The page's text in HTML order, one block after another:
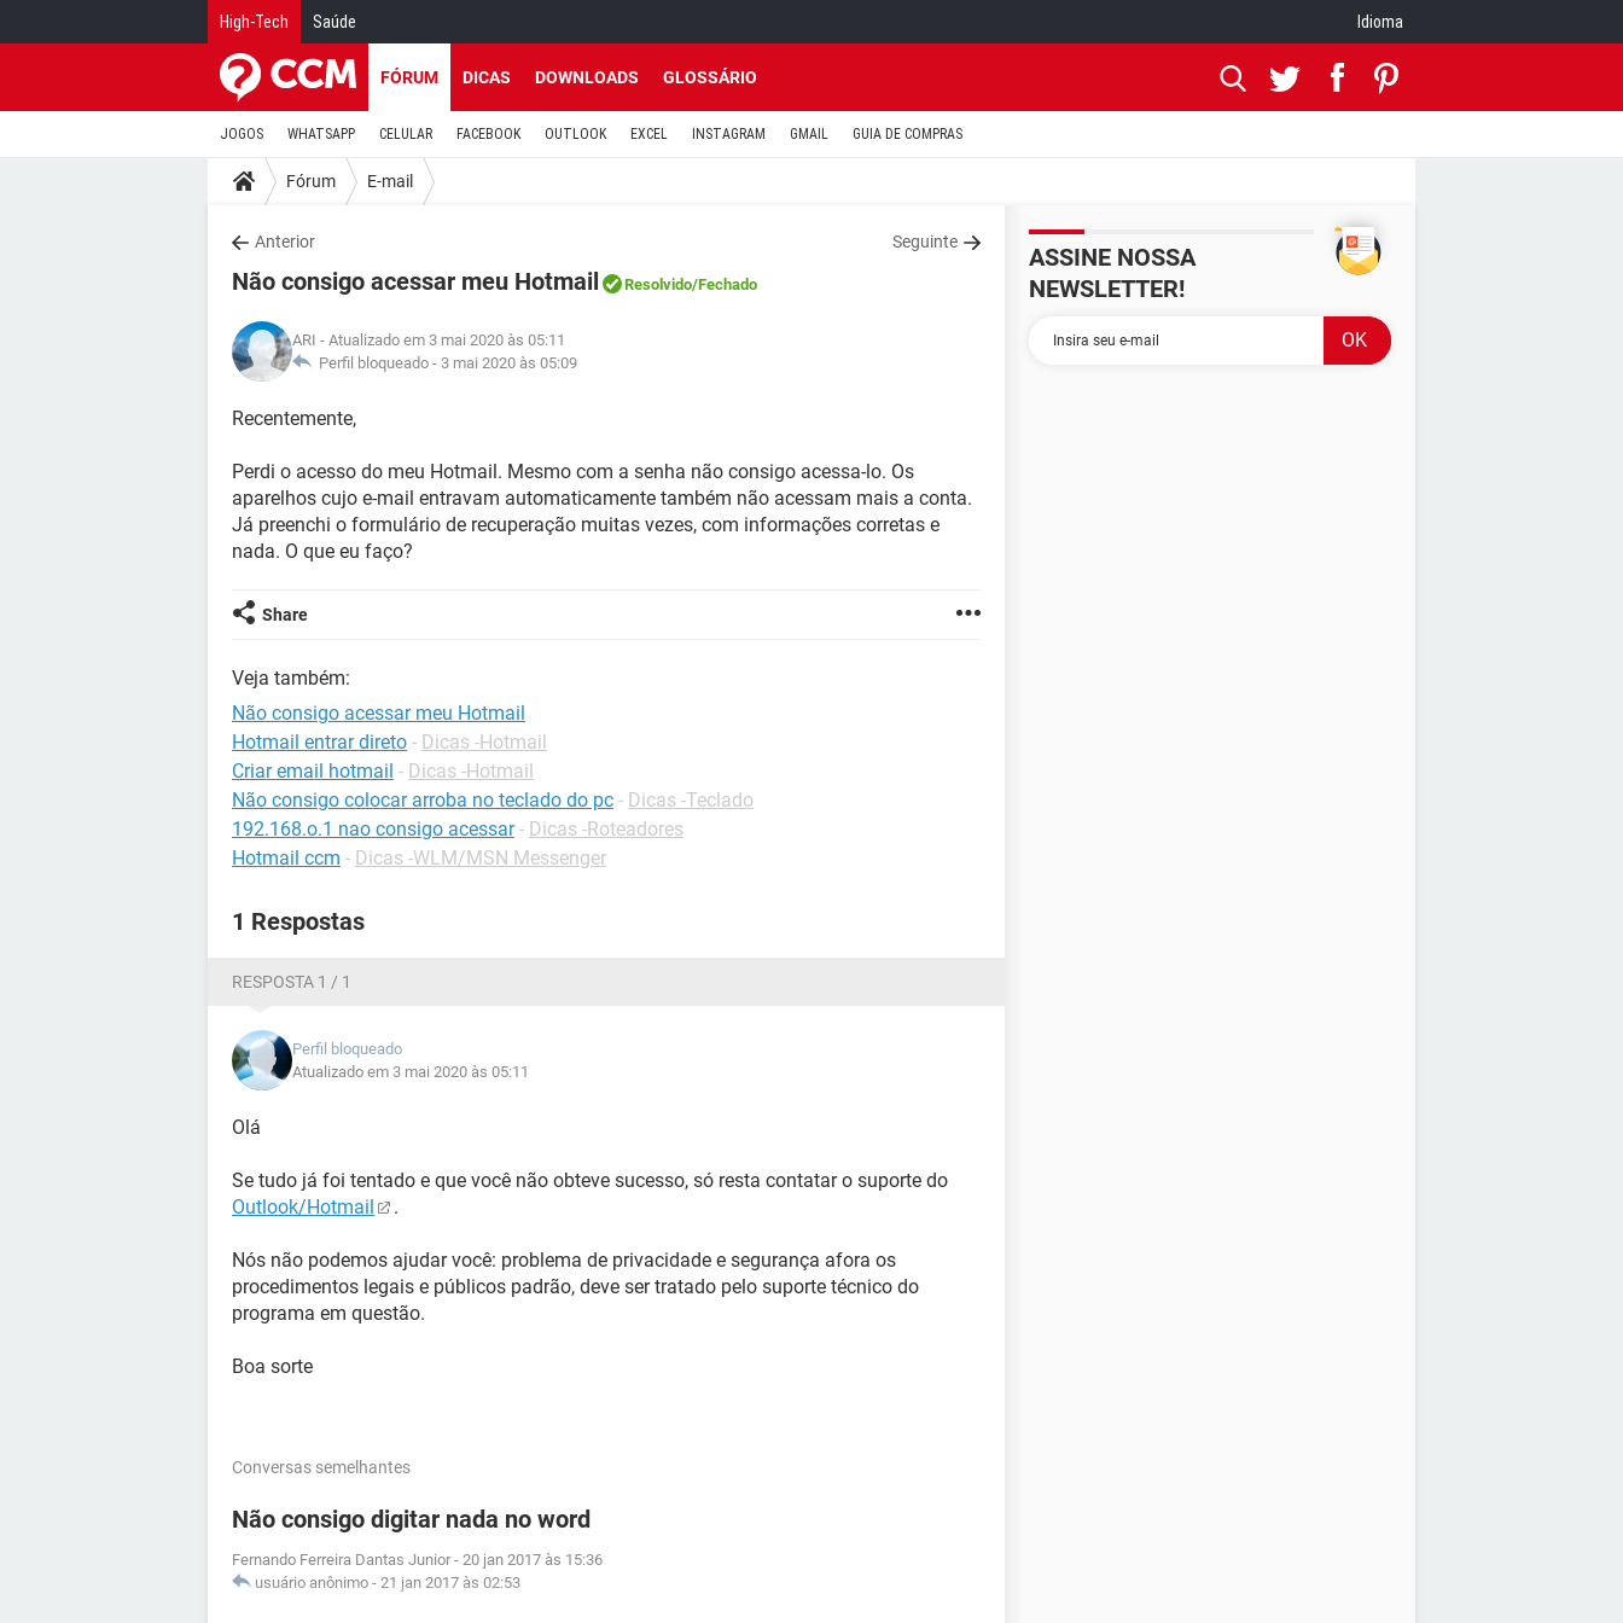
High-Tech Saúde Idioma
FÓRUM DICAS DOWNLOADS GLOSSÁRIO
JOGOS WHATSAPP CELULAR FACEBOOK OUTLOOK EXCEL INSTAGRAM GMAIL GUIA DE COMPRAS
Fórum E-mail
Anterior Seguinte
Não consigo acessar meu Hotmail Resolvido/Fechado
ARI - Atualizado em 3 mai 2020 às 05:11
Perfil bloqueado - 3 mai 2020 às 05:09
Recentemente,
Perdi o acesso do meu Hotmail. Mesmo com a senha não consigo acessa-lo. Os
aparelhos cujo e-mail entravam automaticamente também não acessam mais a conta.
Já preenchi o formulário de recuperação muitas vezes, com informações corretas e
nada. O que eu faço?
Share
Veja também:
Não consigo acessar meu Hotmail
Hotmail entrar direto - Dicas -Hotmail
Criar email hotmail - Dicas -Hotmail
Não consigo colocar arroba no teclado do pc - Dicas -Teclado
192.168.o.1 nao consigo acessar - Dicas -Roteadores
Hotmail ccm - Dicas -WLM/MSN Messenger
1 Respostas
RESPOSTA 1 / 1
Perfil bloqueado
Atualizado em 3 mai 2020 às 05:11
Olá
Se tudo já foi tentado e que você não obteve sucesso, só resta contatar o suporte do
Outlook/Hotmail
.
Nós não podemos ajudar você: problema de privacidade e segurança afora os
procedimentos legais e públicos padrão, deve ser tratado pelo suporte técnico do
programa em questão.
Boa sorte
Conversas semelhantes
Não consigo digitar nada no word
Fernando Ferreira Dantas Junior - 20 jan 2017 às 15:36
usuário anônimo - 21 jan 2017 às 02:53
ASSINE NOSSA
NEWSLETTER!